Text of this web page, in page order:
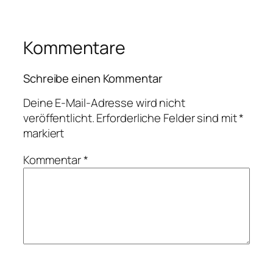
Kommentare
Schreibe einen Kommentar
Deine E-Mail-Adresse wird nicht
veröffentlicht.Erforderliche Felder sind mit*
markiert
Kommentar*